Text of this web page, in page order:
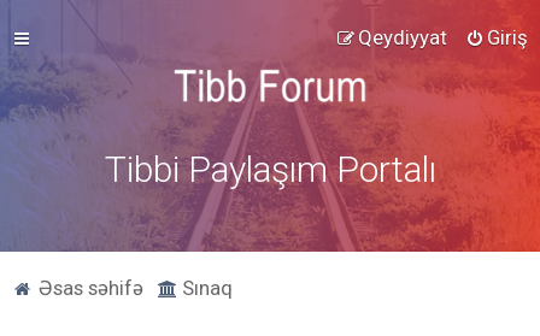
Giriş
Qeydiyyat
Tibbi Paylaşım Portalı
Əsas səhifə Sınaq